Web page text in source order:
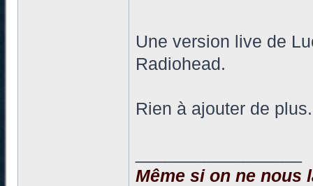
Une version live de
Radiohead.
Rien à ajouter de plus.
Même si on ne nous